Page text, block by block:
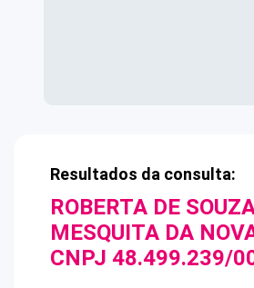
Resultados da consulta:
ROBERTA DE
MESQUITA DA
CNPJ 48.499.239/